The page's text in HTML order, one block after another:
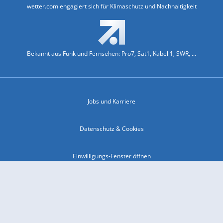
wetter.com engagiert sich für Klimaschutz und Nachhaltigkeit
Bekannt aus Funk und Fernsehen: Pro7, Sat1, Kabel 1, SWR, ...
Jobs und Karriere
Datenschutz & Cookies
Einwilligungs-Fenster öffnen